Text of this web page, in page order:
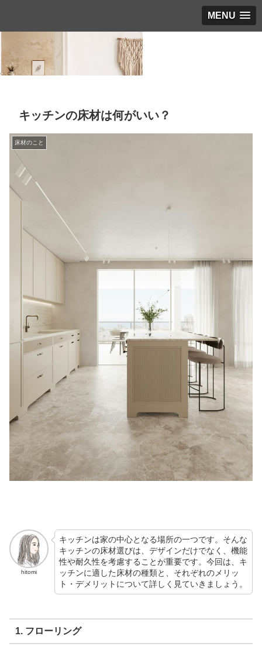
MENU
キッチンの床材は何がいい？
床材のこと
hitomi
キッチンは家の中心となる場所の一つです。そんな
キッチンの床材選びは、デザインだけでなく、機能
性や耐久性を考慮することが重要です。今回は、キ
ッチンに適した床材の種類と、それぞれのメリッ
ト・デメリットについて詳しく見ていきましょう。
1. フローリング